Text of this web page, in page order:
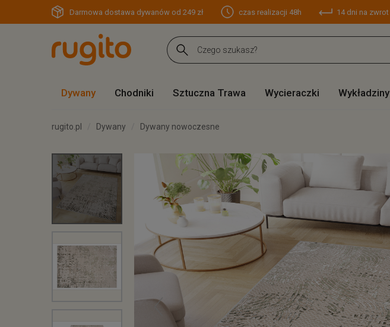
Darmowa dostawa dywanów od 249 zł czas realizacji 48h 14 dni na zwrot
Dywany Chodniki Sztuczna Trawa Wycieraczki Wykładziny
rugito.pl Dywany Dywany nowoczesne